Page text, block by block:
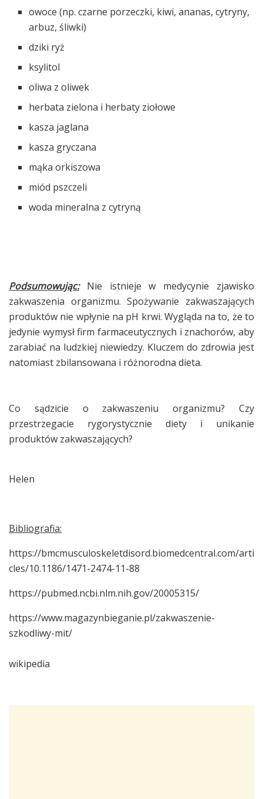
owoce (np. czarne porzeczki, kiwi, ananas, cytryny,
arbuz, śliwki)
dziki ryż
ksylitol
oliwa z oliwek
herbata zielona i herbaty ziołowe
kasza jaglana
kasza gryczana
mąka orkiszowa
miód pszczeli
woda mineralna z cytryną
Podsumowując:
Nie istnieje w medycynie zjawisko
zakwaszenia organizmu. Spożywanie zakwaszających
produktów nie wpłynie na pH krwi. Wygląda na to, że to
jedynie wymysł firm farmaceutycznych i znachorów, aby
zarabiać na ludzkiej niewiedzy. Kluczem do zdrowia jest
natomiast zbilansowana i różnorodna dieta.
Co sądzicie o zakwaszeniu organizmu? Czy
przestrzegacie rygorystycznie diety i unikanie
produktów zakwaszających?
Helen
Bibliografia:
https://bmcmusculoskeletdisord.biomedcentral.com/arti
cles/10.1186/1471-2474-11-88
https://pubmed.ncbi.nlm.nih.gov/20005315/
https://www.magazynbieganie.pl/zakwaszenie-
szkodliwy-mit/
wikipedia